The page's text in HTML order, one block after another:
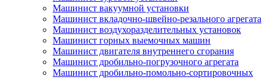
Машинист вакуумной установки
Машинист вкладочно-швейно-резального агрегата
Машинист воздухоразделительных установок
Машинист горных выемочных машин
Машинист двигателя внутреннего сгорания
Машинист дробильно-погрузочного агрегата
Машинист дробильно-помольно-сортировочных